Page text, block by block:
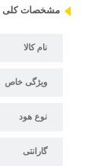
مشخصات کلی
نام کالا
ویژگی خاص
نوع هود
گارانتی